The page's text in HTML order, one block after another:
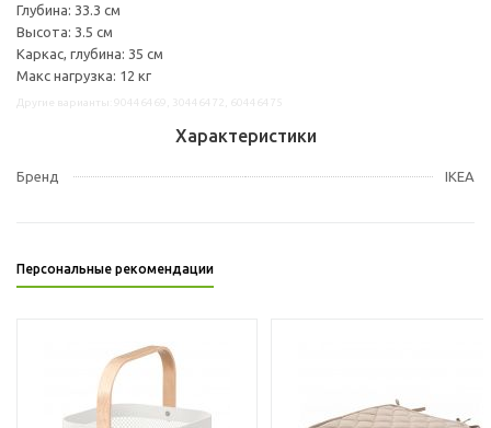
Глубина: 33.3 см
Высота: 3.5 см
Каркас, глубина: 35 см
Макс нагрузка: 12 кг
Характеристики
Бренд IKEA
Персональные рекомендации